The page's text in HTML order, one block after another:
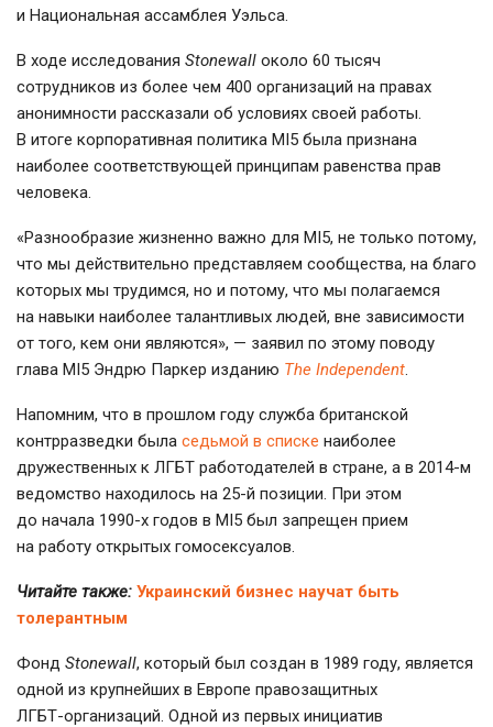
и Национальная ассамблея Уэльса.
В ходе исследования Stonewall около 60 тысяч
сотрудников из более чем 400 организаций на правах
анонимности рассказали об условиях своей работы.
В итоге корпоративная политика MI5 была признана
наиболее соответствующей принципам равенства прав
человека.
«Разнообразие жизненно важно для MI5, не только потому,
что мы действительно представляем сообщества, на благо
которых мы трудимся, но и потому, что мы полагаемся
на навыки наиболее талантливых людей, вне зависимости
от того, кем они являются», — заявил по этому поводу
глава MI5 Эндрю Паркер изданию The Independent.
Напомним, что в прошлом году служба британской
контрразведки была седьмой в списке наиболее
дружественных к ЛГБТ работодателей в стране, а в 2014-м
ведомство находилось на 25-й позиции. При этом
до начала 1990-х годов в MI5 был запрещен прием
на работу открытых гомосексуалов.
Читайте также: Украинский бизнес научат быть
толерантным
Фонд Stonewall, который был создан в 1989 году, является
одной из крупнейших в Европе правозащитных
ЛГБТ-организаций. Одной из первых инициатив